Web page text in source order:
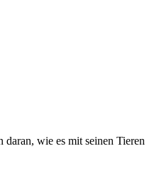
daran, wie es mit seinen Tieren